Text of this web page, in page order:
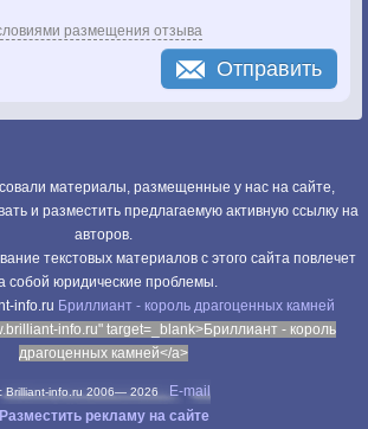
размещения отзыва
Отправить
материалы, размещенные у нас на сайте,
и разместить предлагаемую активную ссылку на
авторов.
текстовых материалов с этого сайта повлечет
собой юридические проблемы.
info.ru Бриллиант - король драгоценных камней
info.ru" target=_blank>Бриллиант - король
драгоценных камней</a>
Brilliant-info.ru 2006— 2026
E-mail
Разместить рекламу на сайте